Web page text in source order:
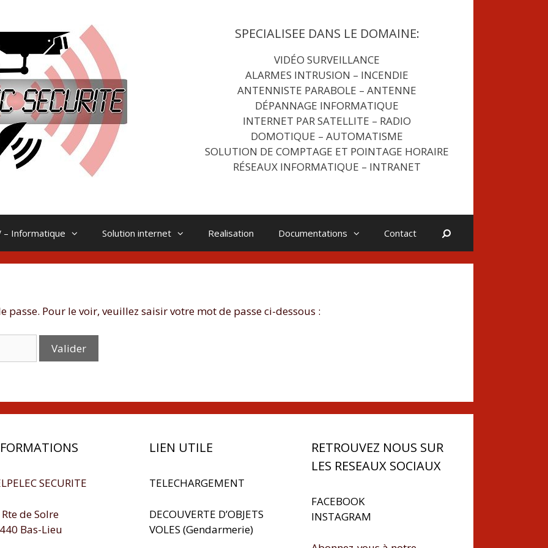
SPECIALISEE DANS LE DOMAINE:
VIDÉO SURVEILLANCE
ALARMES INTRUSION – INCENDIE
ANTENNISTE PARABOLE – ANTENNE
DÉPANNAGE INFORMATIQUE
INTERNET PAR SATELLITE – RADIO
DOMOTIQUE – AUTOMATISME
SOLUTION DE COMPTAGE ET POINTAGE HORAIRE
RÉSEAUX INFORMATIQUE – INTRANET
– Informatique Solution internet Realisation Documentations Contact
passe. Pour le voir, veuillez saisir votre mot de passe ci-dessous :
SECURITE
de Solre
Bas-Lieu
LIEN UTILE
TELECHARGEMENT
DECOUVERTE D’OBJETS
VOLES (Gendarmerie)
RETROUVEZ NOUS SUR
LES RESEAUX SOCIAUX
FACEBOOK
INSTAGRAM